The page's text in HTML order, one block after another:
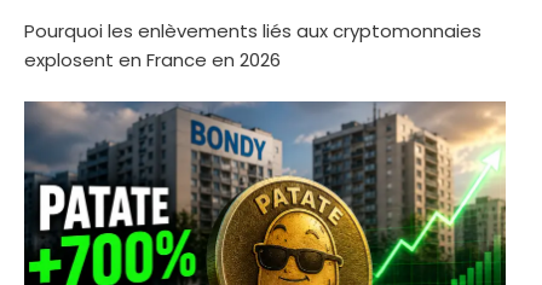
Pourquoi les enlèvements liés aux cryptomonnaies
explosent en France en 2026